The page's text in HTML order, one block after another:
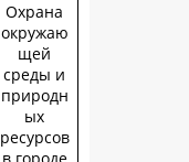
Охрана
окружаю
щей
среды и
природн
ых
ресурсов